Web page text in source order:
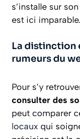
s’installe sur
est ici imparable.
La distinction
rumeurs du
Pour s’y
consulter des
peut comparer
locaux qui